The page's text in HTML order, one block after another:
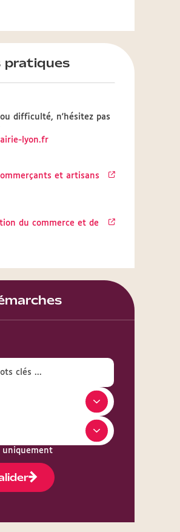
pratiques
difficulté, n'hésitez pas
lyon.fr
et artisans
du commerce et de
uniquement